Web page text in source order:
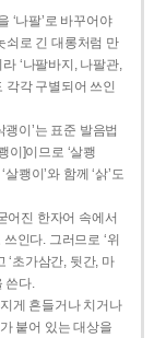
‘나팔’로 바꾸어야
쇠로 긴 대롱처럼 만
‘나팔바지, 나팔관,
각각 구별되어 쓰인
괭이’는 표준 발음법
이]이므로 ‘살쾡
쾡이’와 함께 ‘삵’도
어진 한자어 속에서
인다. 그러므로 ‘위
‘초가삼간, 뒷간, 마
쓴다.
게 흔들거나 치거나
붙어 있는 대상을